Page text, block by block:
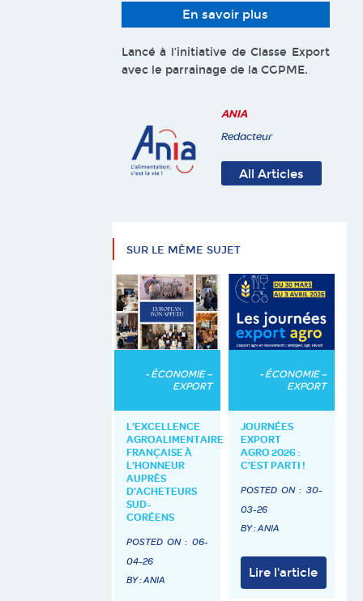
En savoir plus
Lancé à l’initiative de Classe Export
avec le parrainage de la CGPME.
ANIA
Redacteur
All Articles
SUR LE MÊME SUJET
- ÉCONOMIE –
EXPORT
L’EXCELLENCE
AGROALIMENTAIRE
FRANÇAISE À
L’HONNEUR
AUPRÈS
D’ACHETEURS
SUD-
CORÉENS
POSTED ON : 06-
04-26
BY : ANIA
- ÉCONOMIE –
EXPORT
JOURNÉES
EXPORT
AGRO 2026 :
C’EST PARTI !
POSTED ON : 30-
03-26
BY : ANIA
Lire l'article